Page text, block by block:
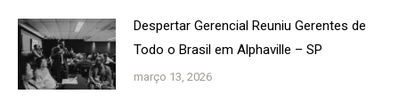
Despertar Gerencial Reuniu Gerentes de
Todo o Brasil em Alphaville – SP
março 13, 2026